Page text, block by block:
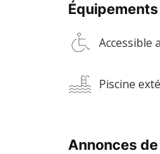
Accessible
Piscine
Annonces